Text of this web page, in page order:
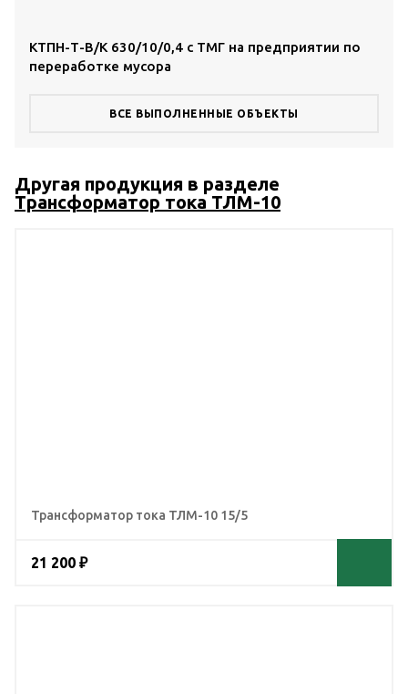
КТПН-Т-В/К 630/10/0,4 с ТМГ на предприятии по
переработке мусора
ВСЕ ВЫПОЛНЕННЫЕ ОБЪЕКТЫ
Другая продукция в разделе
Трансформатор тока ТЛМ-10
Трансформатор тока ТЛМ-10 15/5
21 200 ₽